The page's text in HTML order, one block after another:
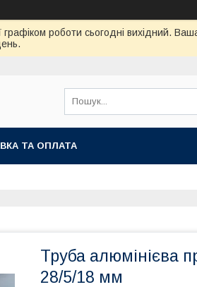
роботи сьогодні вихідний.
ТА ОПЛАТА
Труба алюмінієва
28/5/18 мм